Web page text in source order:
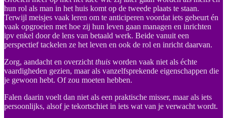
hun rol als man in het huis komt op de tweede plaats te staan.
Terwijl meisjes vaak leren om te anticiperen voordat iets gebeurt én
vaak opgroeien met hoe zij hun leven gaan managen en inrichten
ipv enkel door de lens van betaald werk. Beide vanuit een
perspectief tackelen ze het leven en ook de rol en inricht daarvan.
Zorg, aandacht en overzicht thuis worden vaak niet als échte
vaardigheden gezien, maar als vanzelfsprekende eigenschappen die
je gewoon hebt. Of zou moeten hebben.
Falen daarin voelt dan niet als een praktische misser, maar als iets
persoonlijks, alsof je tekortschiet in iets wat van je verwacht wordt.